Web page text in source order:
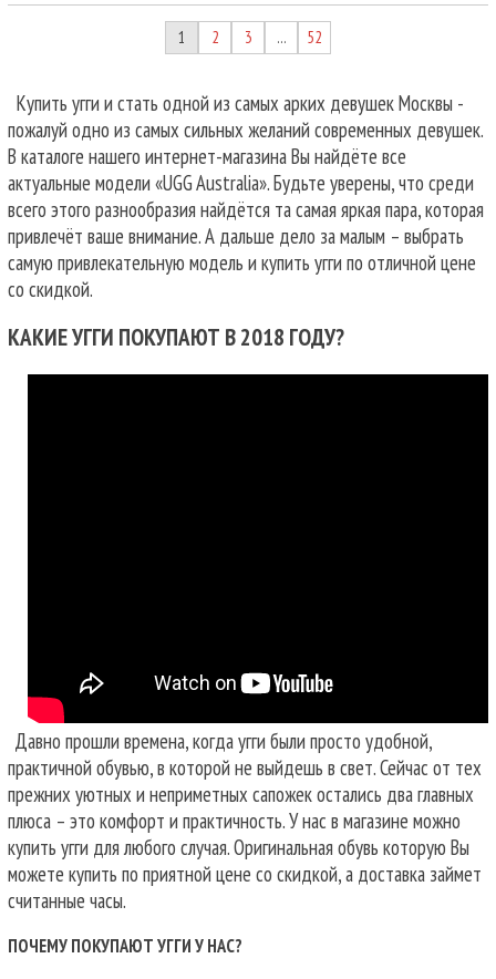
1 2 3 … 52
Купить угги и стать одной из самых арких девушек Москвы -
пожалуй одно из самых сильных желаний современных девушек.
В каталоге нашего интернет-магазина Вы найдёте все
актуальные модели «UGG Australia». Будьте уверены, что среди
всего этого разнообразия найдётся та самая яркая пара, которая
привлечёт ваше внимание. А дальше дело за малым – выбрать
самую привлекательную модель и купить угги по отличной цене
со скидкой.
КАКИЕ УГГИ ПОКУПАЮТ В 2018 ГОДУ?
Давно прошли времена, когда угги были просто удобной,
практичной обувью, в которой не выйдешь в свет. Сейчас от тех
прежних уютных и неприметных сапожек остались два главных
плюса – это комфорт и практичность. У нас в магазине можно
купить угги для любого случая.Оригинальная обувь которую Вы
можете купить по приятной цене со скидкой, а доставка займет
считанные часы.
ПОЧЕМУ ПОКУПАЮТ УГГИ У НАС?